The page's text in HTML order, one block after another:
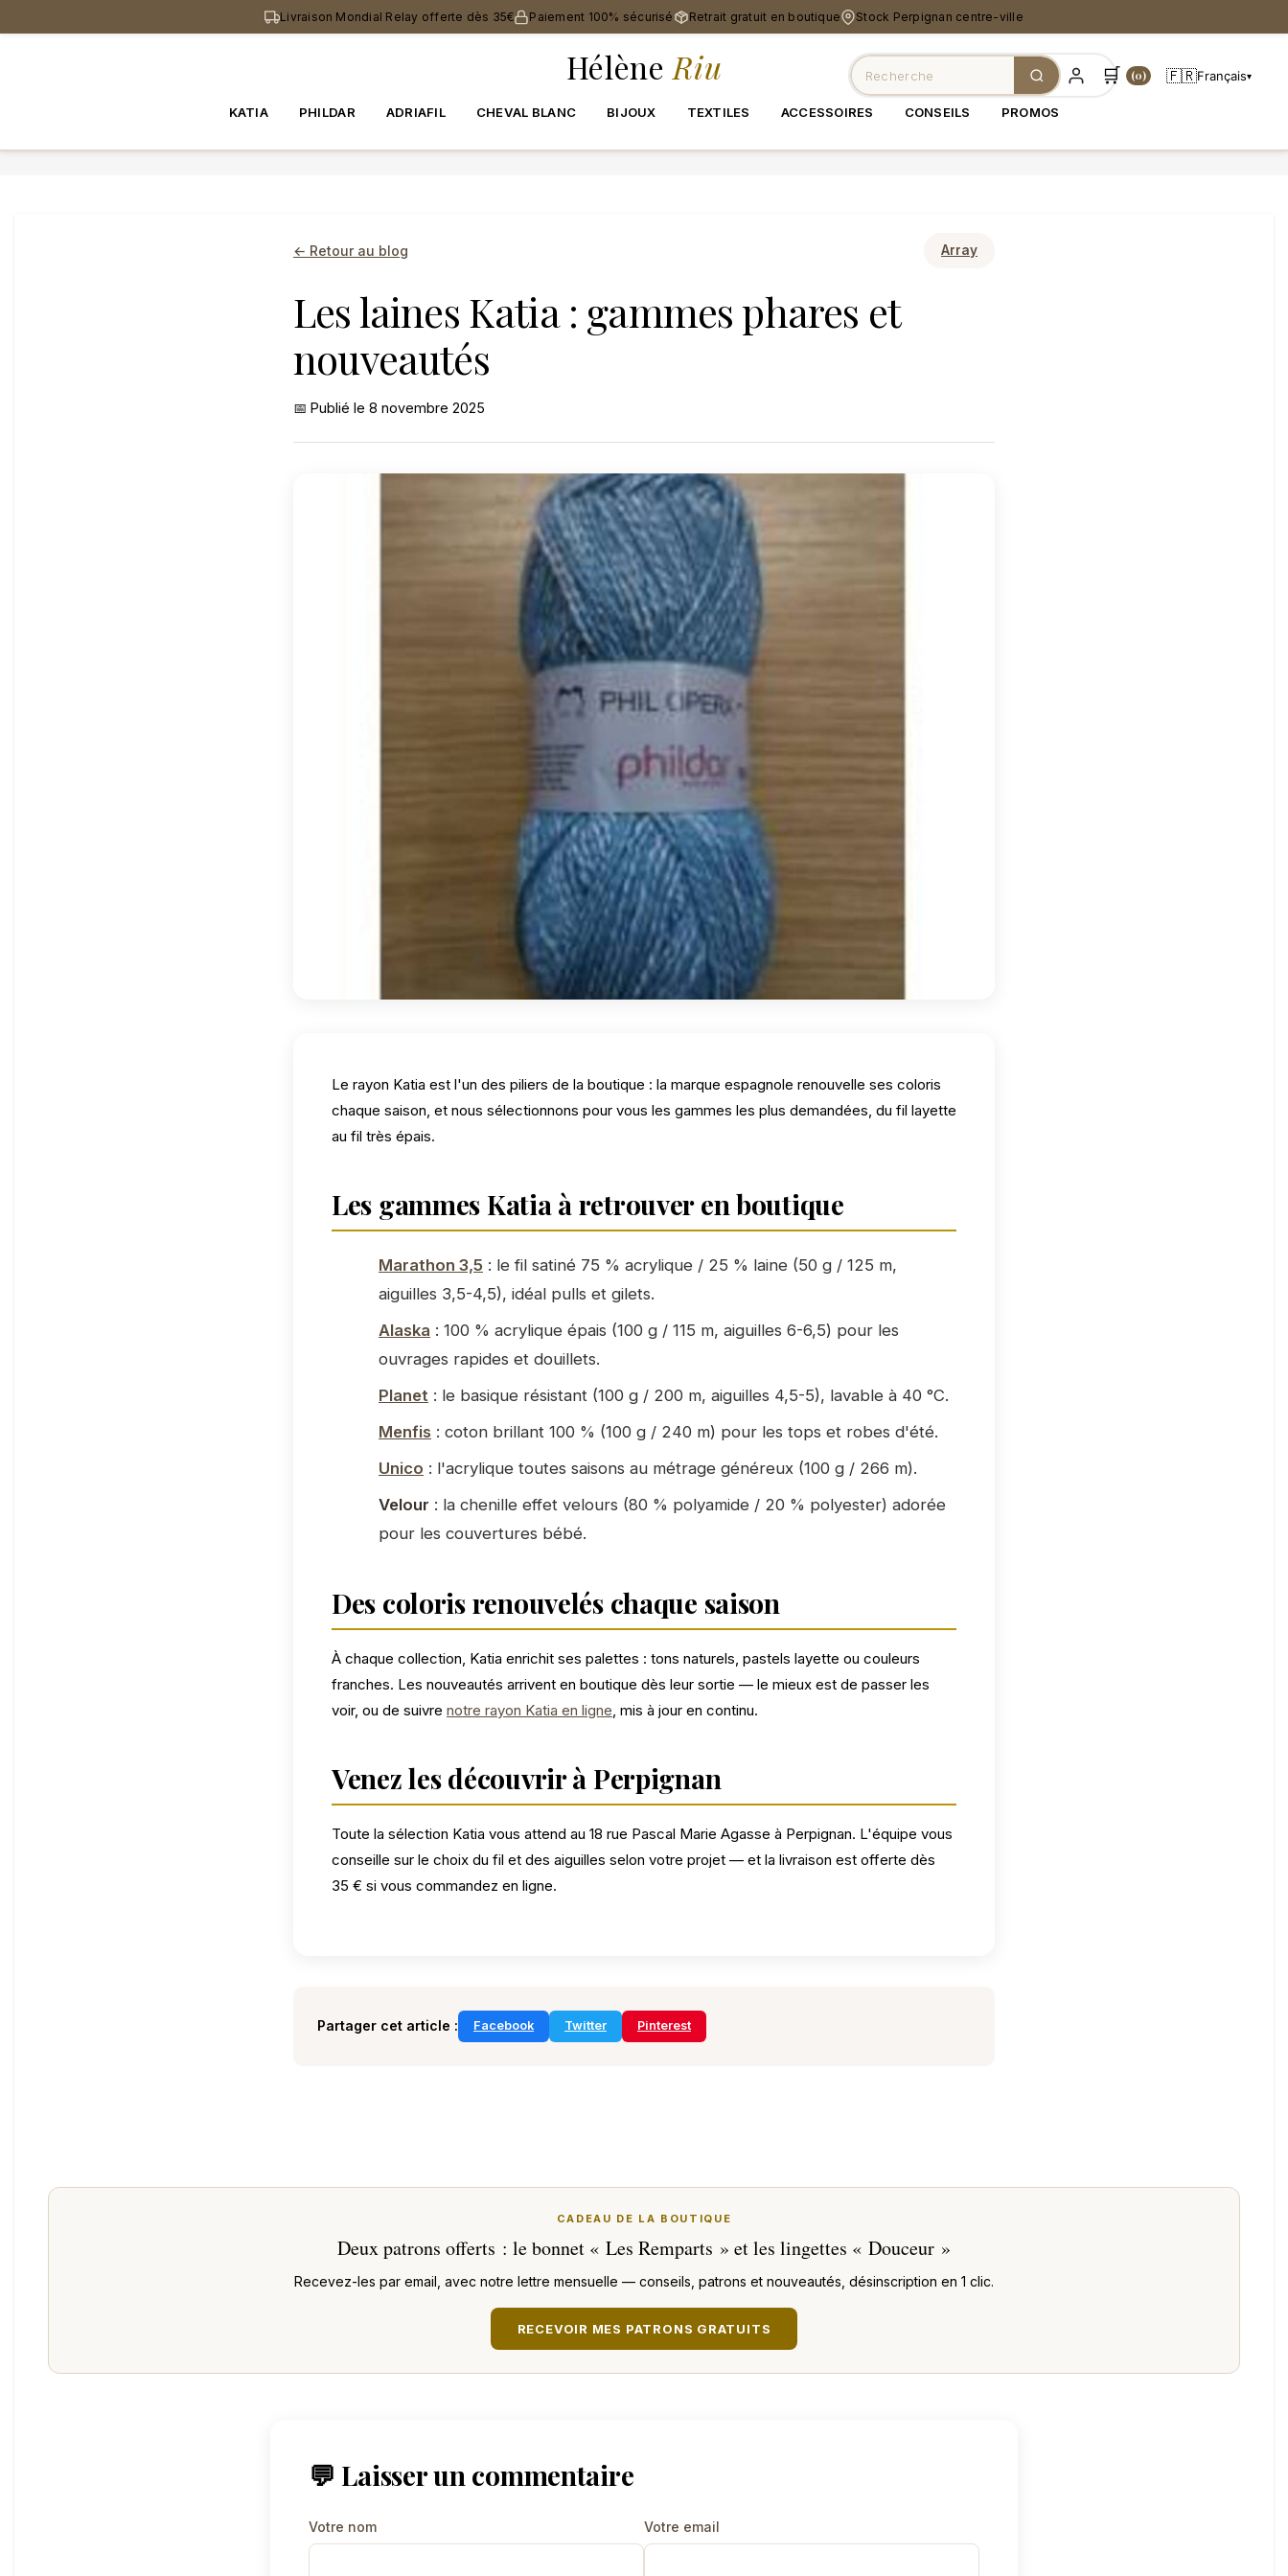
contenu
Livraison Mondial Relay offerte dès 35€ Paiement 100% sécurisé Retrait gratuit en boutique Stock Perpignan centre-ville
🛒 (0) 🇫🇷Français▾
Hélène Riu
KATIA PHILDAR ADRIAFIL CHEVAL BLANC BIJOUX TEXTILES ACCESSOIRES CONSEILS PROMOS
← Retour au blog Array
Les laines Katia : gammes phares et
nouveautés
📅 Publié le 8 novembre 2025
Le rayon Katia est l'un des piliers de la boutique : la marque espagnole renouvelle ses coloris
chaque saison, et nous sélectionnons pour vous les gammes les plus demandées, du fil layette
au fil très épais.
Les gammes Katia à retrouver en boutique
Marathon 3,5 : le fil satiné 75 % acrylique / 25 % laine (50 g / 125 m,
aiguilles 3,5-4,5), idéal pulls et gilets.
Alaska : 100 % acrylique épais (100 g / 115 m, aiguilles 6-6,5) pour les
ouvrages rapides et douillets.
Planet : le basique résistant (100 g / 200 m, aiguilles 4,5-5), lavable à 40 °C.
Menfis : coton brillant 100 % (100 g / 240 m) pour les tops et robes d'été.
Unico : l'acrylique toutes saisons au métrage généreux (100 g / 266 m).
Velour : la chenille effet velours (80 % polyamide / 20 % polyester) adorée
pour les couvertures bébé.
Des coloris renouvelés chaque saison
À chaque collection, Katia enrichit ses palettes : tons naturels, pastels layette ou couleurs
franches. Les nouveautés arrivent en boutique dès leur sortie — le mieux est de passer les
voir, ou de suivre notre rayon Katia en ligne, mis à jour en continu.
Venez les découvrir à Perpignan
Toute la sélection Katia vous attend au 18 rue Pascal Marie Agasse à Perpignan. L'équipe vous
conseille sur le choix du fil et des aiguilles selon votre projet — et la livraison est offerte dès
35 € si vous commandez en ligne.
Partager cet article : Facebook Twitter Pinterest
CADEAU DE LA BOUTIQUE
Deux patrons offerts : le bonnet « Les Remparts » et les lingettes « Douceur »
Recevez-les par email, avec notre lettre mensuelle — conseils, patrons et nouveautés, désinscription en 1 clic.
RECEVOIR MES PATRONS GRATUITS
💬 Laisser un commentaire
Votre nom Votre email